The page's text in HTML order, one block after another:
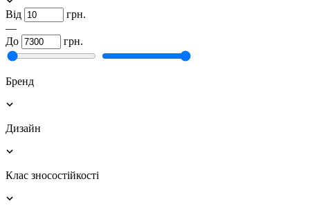
Від
грн.
—
До
грн.
Бренд
Дизайн
Клас зносостійкості